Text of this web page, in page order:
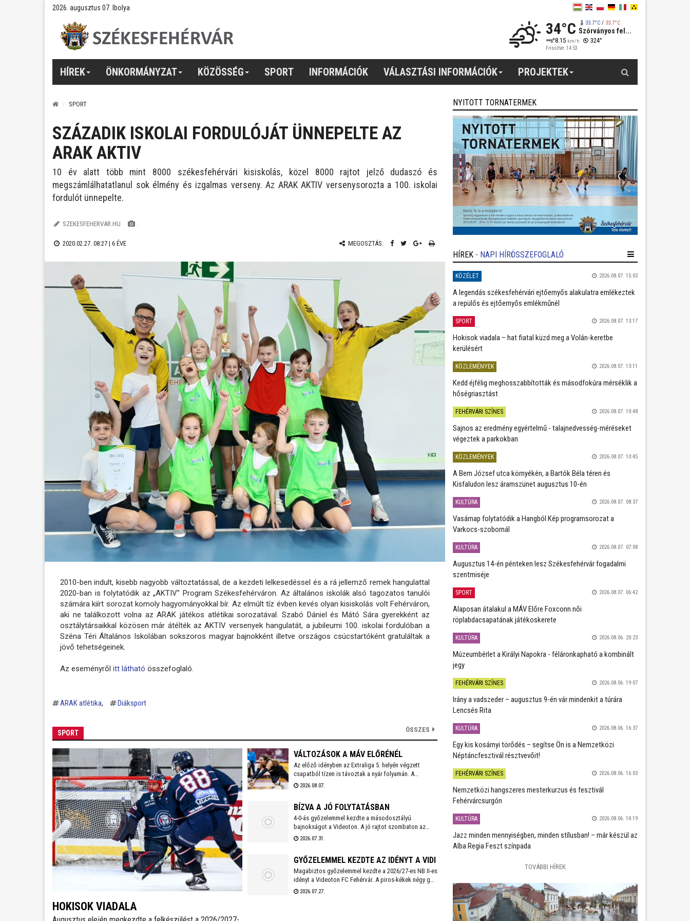
2026. augusztus 07. Ibolya
34°C 33.7°C/ 33.7°C
Szórványos fel...
8.15 km/h 324°
Frissítve: 14:53
HÍREK ÖNKORMÁNYZAT KÖZÖSSÉG SPORT INFORMÁCIÓK VÁLASZTÁSI INFORMÁCIÓK PROJEKTEK
SPORT
SZÁZADIK ISKOLAI FORDULÓJÁT ÜNNEPELTE AZ
ARAK AKTIV
10 év alatt több mint 8000 székesfehérvári kisiskolás, közel 8000 rajtot jelző dudaszó és
megszámlálhatatlanul sok élmény és izgalmas verseny. Az ARAK AKTIV versenysorozta a 100. iskolai
fordulót ünnepelte.
SZEKESFEHERVAR.HU .
2020.02.27. 08:27 | 6 ÉVE MEGOSZTÁS:
2010-ben indult, kisebb nagyobb változtatással, de a kezdeti lelkesedéssel és a rá jellemző remek hangulattal
2020-ban is folytatódik az „AKTIV” Program Székesfehérváron. Az általános iskolák alsó tagozatos tanulói
számára kiírt sorozat komoly hagyományokkal bír. Az elmúlt tíz évben kevés olyan kisiskolás volt Fehérváron,
aki ne találkozott volna az ARAK játékos atlétikai sorozatával. Szabó Dániel és Mátó Sára gyerekként az
osztálytársaikkal közösen már átélték az AKTIV versenyek hangulatát, a jubileumi 100. iskolai fordulóban a
Széna Téri Általános Iskolában sokszoros magyar bajnokként illetve országos csúcstartóként gratuláltak a
jövő tehetségeinek.
Az eseményről itt látható összefoglaló.
ARAK atlétika Diáksport
SPORT ÖSSZES
HOKISOK VIADALA
VÁLTOZÁSOK A MÁV ELŐRÉNÉL
Az előző idényben az Extraliga 5. helyén végzett
csapatból tízen is távoztak a nyár folyamán. A
holtszezonban reményteljes magyar és külföldi
2026/2027-es évadban is Kaszap Tamás felel.
2026.08.07.
BÍZVA A JÓ FOLYTATÁSBAN
4-0-ás győzelemmel kezdte a másodosztályú
bajnokságot a Videoton. A jó rajtot szombaton az
első idegenbeli mérkőzés követi, a tavaly még NB I-es
2026.07.31.
GYŐZELEMMEL KEZDTE AZ IDÉNYT A VIDI
Magabiztos győzelemmel kezdte a 2026/27-es NB II-es
idényt a Videoton FC Fehérvár. A piros-kékek négy gólt
szerezve, kapott találat nélkül múlták felül a tavalyi
2026.07.27.
NYITOTT TORNATERMEK
HÍREK - NAPI HÍRÖSSZEFOGLALÓ
KÖZÉLET 2026.08.07. 15:03
A legendás székesfehérvári ejtőernyős alakulatra emlékeztek
a repülős és ejtőernyős emlékműnél
SPORT 2026.08.07. 13:17
Hokisok viadala – hat fiatal küzd meg a Volán-keretbe
kerülésért
KÖZLEMÉNYEK 2026.08.07. 13:11
Kedd éjfélig meghosszabbították és másodfokúra mérséklik a
hőségriasztást
FEHÉRVÁRI SZÍNES 2026.08.07. 10:48
Sajnos az eredmény egyértelmű - talajnedvesség-méréseket
végeztek a parkokban
KÖZLEMÉNYEK 2026.08.07. 10:45
A Bem József utca környékén, a Bartók Béla téren és
Kisfaludon lesz áramszünet augusztus 10-én
KULTÚRA 2026.08.07. 08:37
Vasárnap folytatódik a Hangból Kép programsorozat a
Varkocs-szobornál
KULTÚRA 2026.08.07. 07:08
Augusztus 14-én pénteken lesz Székesfehérvár fogadalmi
szentmiséje
SPORT 2026.08.07. 06:42
Alaposan átalakul a MÁV Előre Foxconn női
röplabdacsapatának játékoskerete
KULTÚRA 2026.08.06. 20:23
Múzeumbérlet a Királyi Napokra - féláronkapható a kombinált
jegy
FEHÉRVÁRI SZÍNES 2026.08.06. 19:07
Irány a vadszeder – augusztus 9-én vár mindenkit a túrára
Lencsés Rita
KULTÚRA 2026.08.06. 16:37
Egy kis kosárnyi törődés – segítse Ön is a Nemzetközi
Néptáncfesztivál résztvevőit!
FEHÉRVÁRI SZÍNES 2026.08.06. 16:03
Nemzetközi hangszeres mesterkurzus és fesztivál
Fehérvárcsurgón
KULTÚRA 2026.08.06. 14:19
Jazz minden mennyiségben, minden stílusban! – már készül az
Alba Regia Feszt színpada
TOVÁBBI HÍREK